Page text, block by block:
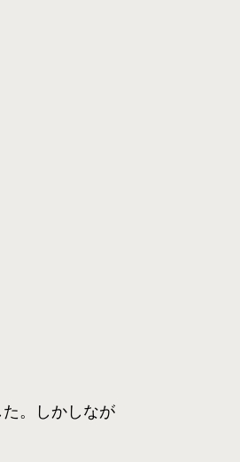
。しかしなが